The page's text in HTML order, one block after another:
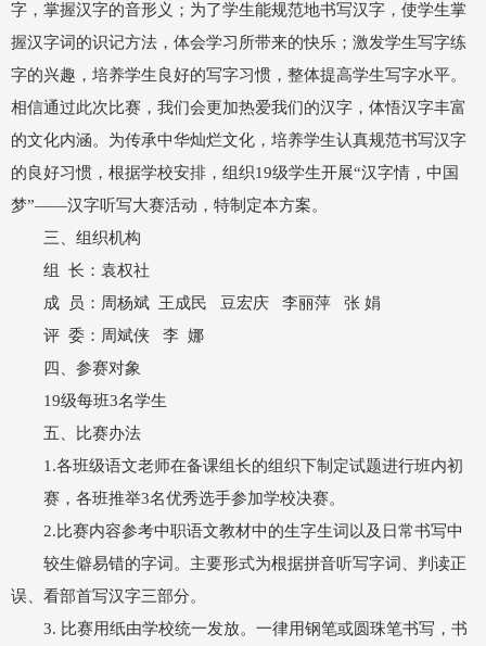
字，掌握汉字的音形义；为了学生能规范地书写汉字，使学生掌
握汉字词的识记方法，体会学习所带来的快乐；激发学生写字练
字的兴趣，培养学生良好的写字习惯，整体提高学生写字水平。
相信通过此次比赛，我们会更加热爱我们的汉字，体悟汉字丰富
的文化内涵。为传承中华灿烂文化，培养学生认真规范书写汉字
的良好习惯，根据学校安排，组织19级学生开展“汉字情，中国
梦”——汉字听写大赛活动，特制定本方案。
三、组织机构
组 长：袁权社
成 员：周杨斌 王成民 豆宏庆 李丽萍 张 娟
评 委：周斌侠 李 娜
四、参赛对象
19级每班3名学生
五、比赛办法
1.各班级语文老师在备课组长的组织下制定试题进行班内初
赛，各班推举3名优秀选手参加学校决赛。
2.比赛内容参考中职语文教材中的生字生词以及日常书写中
较生僻易错的字词。主要形式为根据拼音听写字词、判读正
误、看部首写汉字三部分。
3. 比赛用纸由学校统一发放。一律用钢笔或圆珠笔书写，书